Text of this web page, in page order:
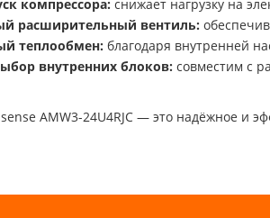
компрессора: снижает нагрузку на
расширительный вентиль:
теплообмен: благодаря внутренней
внутренних блоков: совместим с
AMW3-24U4RJC — это надёжное и